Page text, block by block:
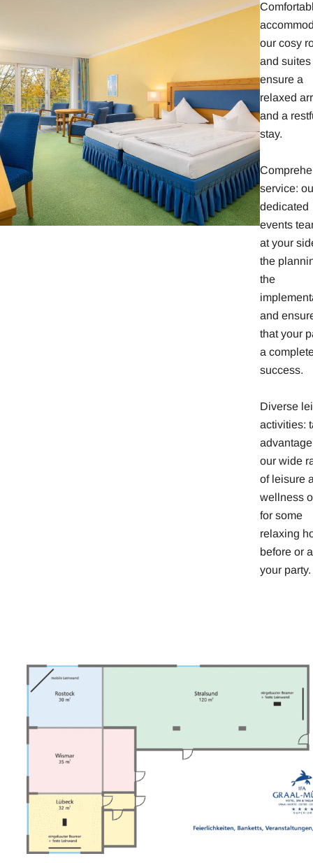
our cosy
and suites
ensure a
relaxed
and a
stay.
service:
dedicated
events
at your
the
the
and
that your
a
success.
Diverse
activities:
our wide
of leisure
wellness
for some
relaxing
before or
your party.